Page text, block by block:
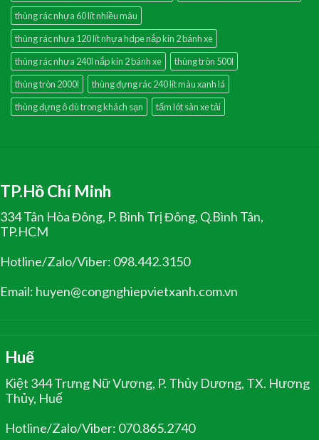
thùng rác nhựa 60 lít nhiều màu
thùng rác nhựa 120 lít nhựa hdpe nắp kín 2 bánh xe
thùng rác nhựa 240l nắp kín 2 bánh xe
thùng tròn 500l
thùng tròn 2000l
thùng đựng rác 240 lít màu xanh lá
thùng đựng ô dù trong khách sạn
tấm lót sàn xe tải
TP.Hồ Chí Minh
334 Tân Hòa Đông, P. Bình Trị Đông, Q.Bình Tân,
TP.HCM
Hotline/Zalo/Viber: 098.442.3150
Email: huyen@congnghiepvietxanh.com.vn
Huế
Kiệt 344 Trưng Nữ Vương, P. Thủy Dương, TX. Hương
Thủy, Huế
Hotline/Zalo/Viber: 070.865.2740